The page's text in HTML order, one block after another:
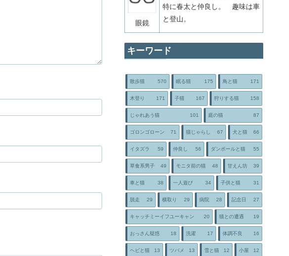
眼鏡
特に春太と仲良し。 趣味は車
と登山。
キーワード
散歩猫 570 眠る猫 175 鳥と猫 171
木登り 171 子猫 167 狩りする猫 158
じゃれあう猫 101 庭の猫 87
ゴロンゴローン 71 猫じゃらし 67 犬と猫 66
イタズラ 59 仲良し 56 ダンボールと猫 55
草食系男子 49 モニタ前の猫 48 甘えん坊 39
車と猫 38 一人遊び 34 子供と猫 31
脱走 29 横取り 29 病院 28 記念日 27
キャッチミーイフユーキャン 20 猫との遭遇 19
おっさん疑惑 18 洗濯 17 体調不良 16
ヘビと猫 13 ツバメ 13 雪と猫 12 小屋 12